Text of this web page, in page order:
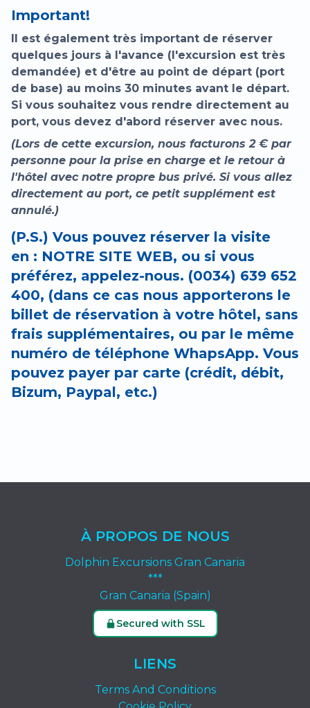
Important!
Il est également très important de réserver
quelques jours à l'avance (l'excursion est très
demandée) et d'être au point de départ (port
de base) au moins 30 minutes avant le départ.
Si vous souhaitez vous rendre directement au
port, vous devez d'abord réserver avec nous.
(Lors de cette excursion, nous facturons 2 € par
personne pour la prise en charge et le retour à
l'hôtel avec notre propre bus privé. Si vous allez
directement au port, ce petit supplément est
annulé.)
(P.S.) Vous pouvez réserver la visite
en : NOTRE SITE WEB, ou si vous
préférez, appelez-nous. (0034) 639 652
400, (dans ce cas nous apporterons le
billet de réservation à votre hôtel, sans
frais supplémentaires, ou par le même
numéro de téléphone WhapsApp. Vous
pouvez payer par carte (crédit, débit,
Bizum, Paypal, etc.)
À PROPOS DE NOUS
Dolphin Excursions Gran Canaria
***
Gran Canaria (Spain)
Secured with SSL
LIENS
Terms And Conditions